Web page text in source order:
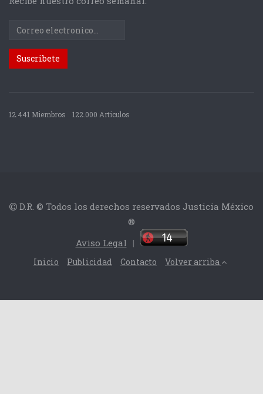
12.441 Miembros 122.000 Articulos
D.R. © Todos los derechos reservados Justicia México
®
Aviso Legal |
Inicio Publicidad Contacto Volver arriba